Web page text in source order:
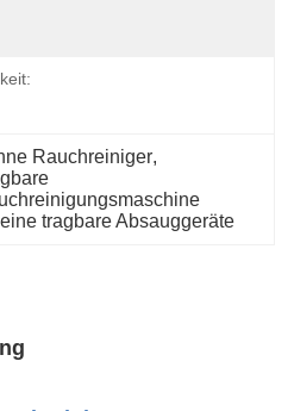
Rauchreiniger,
tragbare Absauggeräte